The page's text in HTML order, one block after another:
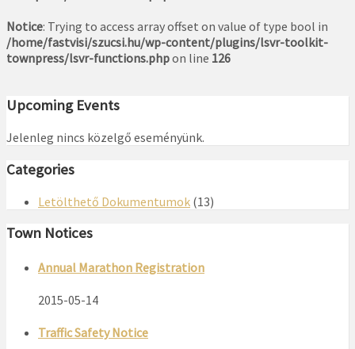
Notice: Trying to access array offset on value of type bool in
/home/fastvisi/szucsi.hu/wp-content/plugins/lsvr-toolkit-
townpress/lsvr-functions.phpon line 126
Upcoming Events
Jelenleg nincs közelgő eseményünk.
Categories
Letölthető Dokumentumok (13)
Town Notices
Annual Marathon Registration
2015-05-14
Traffic Safety Notice